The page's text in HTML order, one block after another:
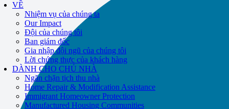
VỀ
Nhiệm vụ của chúng ta
Our Impact
Đội của chúng tôi
Ban giám đốc
Gia nhập đội ngũ của chúng tôi
Lời chứng thực của khách hàng
DÀNH CHO CHỦ NHÀ
Ngăn chặn tịch thu nhà
Home Repair & Modification Assistance
Immigrant Homeowner Protection
Manufactured Housing Communities